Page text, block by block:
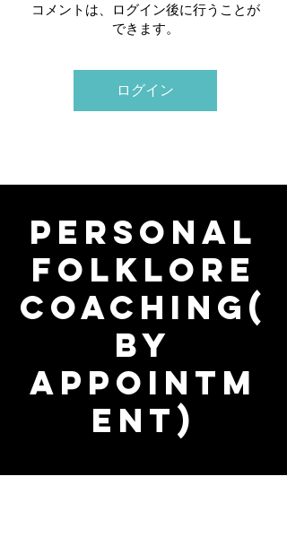
コメントは、ログイン後に行うことが
できます。
ログイン
Personal
FOLKLORE
Coaching(
By
Appointm
ent)